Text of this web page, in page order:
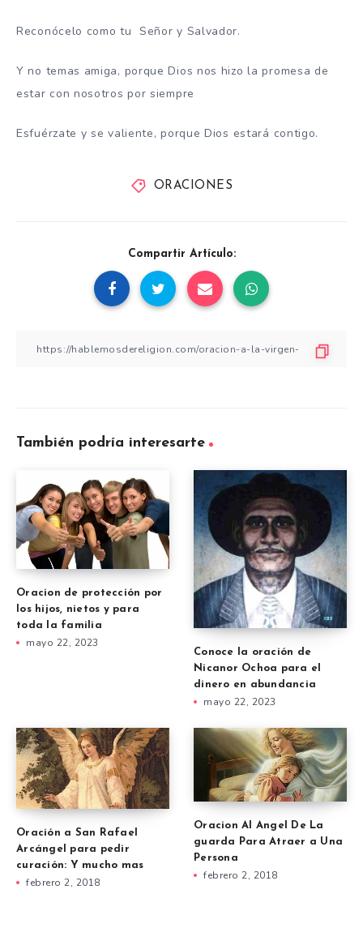
Reconócelo como tu Señor y Salvador.
Y no temas amiga, porque Dios nos hizo la promesa de
estar con nosotros por siempre
Esfuérzate y se valiente, porque Dios estará contigo.
ORACIONES
Compartir Artículo:
También podría interesarte
Oracion de protección por
los hijos, nietos y para
toda la familia
mayo 22, 2023
Conoce la oración de
Nicanor Ochoa para el
dinero en abundancia
mayo 22, 2023
Oración a San Rafael
Arcángel para pedir
curación: Y mucho mas
febrero 2, 2018
Oracion Al Angel De La
guarda Para Atraer a Una
Persona
febrero 2, 2018